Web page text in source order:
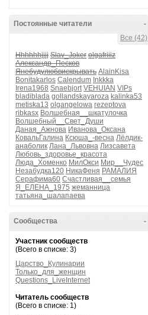
-
Постоянные читатели
Все (42)
Hhhhhhjjjj Slav_Joker olgafriiiz
Александр_Песков
Янебудулюбвискрывать AlainKisa
Bonitakarlos Calendum Inkkka
Irena1968 Snaebjort VEHUIAN VIPs
bladiblada gollandskayaroza kalinka53
metiska13 olgangelowa rezeptova
ribkasx Волшебная__шкатулочка
Волшебный__Свет_Души
Даная_Ажнова Иванова_Оксана
КовальГалина Ксюша_-весна Лёлдик-
анаболик Лана_Львовна Лизсавета
Любовь_здоровье_красота
Люда_Хоменко МилОкси Мир__Чудес
Незабудка120 НикаФеня РАМАЛИЯ
Серафима60 Счастливая__семья
Я_ЕЛЕНА_1975 жеманница
татьяна_шалапаева
-
Сообщества
Участник сообществ
(Всего в списке: 3)
Царство_Кулинарии
Только_для_женщин
Questions_LiveInternet
Читатель сообществ
(Всего в списке: 1)